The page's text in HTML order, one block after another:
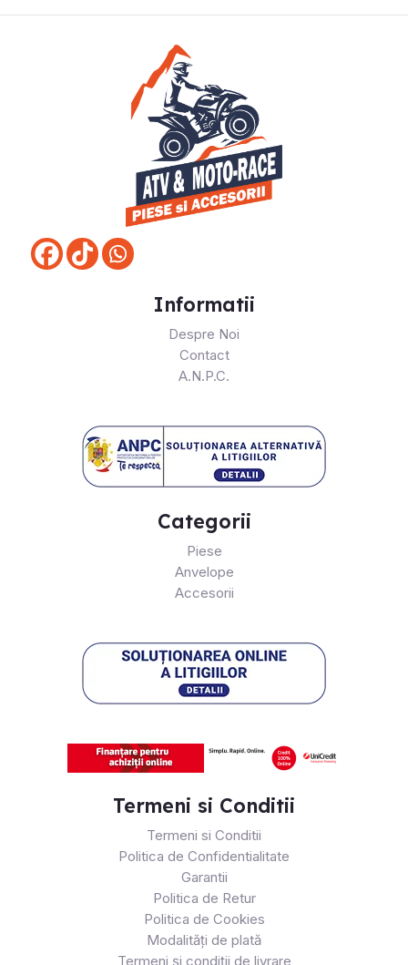
Informatii
Despre Noi
Contact
A.N.P.C.
Categorii
Piese
Anvelope
Accesorii
Termeni si Conditii
Termeni si Conditii
Politica de Confidentialitate
Garantii
Politica de Retur
Politica de Cookies
Modalități de plată
Termeni și condiții de livrare